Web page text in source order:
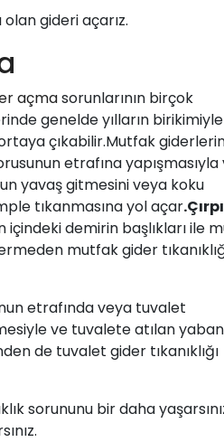
gideri açarız.
açmasorunlarının birçok
genelde yılların birikimiyle
çıkabilir.Mutfak
etrafına yapışmasıyla
yavaş gitmesini veya koku
tıkanmasına yol açar.
içindeki demirin başlıkları ile
mutfak gider
etrafında veya tuvalet
ve tuvalete atılan
de tuvalet gider tıkanıklığı
sorununu bir daha